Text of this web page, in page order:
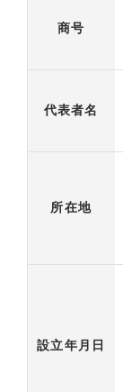
商号
代表者名
所在地
設立年月日